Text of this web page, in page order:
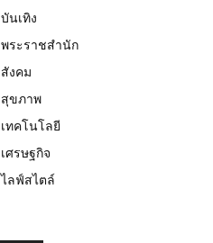
บันเทิง
พระราชสำนัก
สังคม
สุขภาพ
เทคโนโลยี
เศรษฐกิจ
ไลฟ์สไตล์